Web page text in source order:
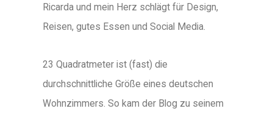
Ricarda und mein Herz schlägt für Design,
Reisen, gutes Essen und Social Media.
23 Quadratmeter ist (fast) die
durchschnittliche Größe eines deutschen
Wohnzimmers. So kam der Blog zu seinem